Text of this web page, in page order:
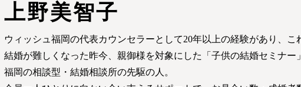
上野美智子
ウィッシュ福岡の代表カウンセラーとして20年以上の経験があり、こ
結婚が難しくなった昨今、親御様を対象にした「子供の結婚セミナー
福岡の相談型・結婚相談所の先駆の人。